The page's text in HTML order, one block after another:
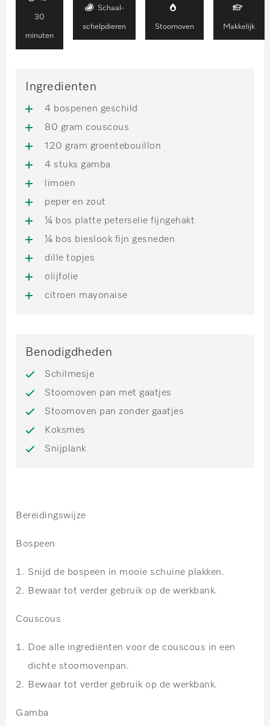
30
minuten
Schaal-
schelpdieren Stoomoven Makkelijk
Ingredienten
4 bospenen geschild
80 gram couscous
120 gram groentebouillon
4 stuks gamba
limoen
peper en zout
¼ bos platte peterselie fijngehakt
¼ bos bieslook fijn gesneden
dille topjes
olijfolie
citroen mayonaise
Benodigdheden
Schilmesje
Stoomoven pan met gaatjes
Stoomoven pan zonder gaatjes
Koksmes
Snijplank
Bereidingswijze
Bospeen
Snijd de bospeen in mooie schuine plakken.
Bewaar tot verder gebruik op de werkbank.
Couscous
Doe alle ingrediënten voor de couscous in een
dichte stoomovenpan.
Bewaar tot verder gebruik op de werkbank.
Gamba